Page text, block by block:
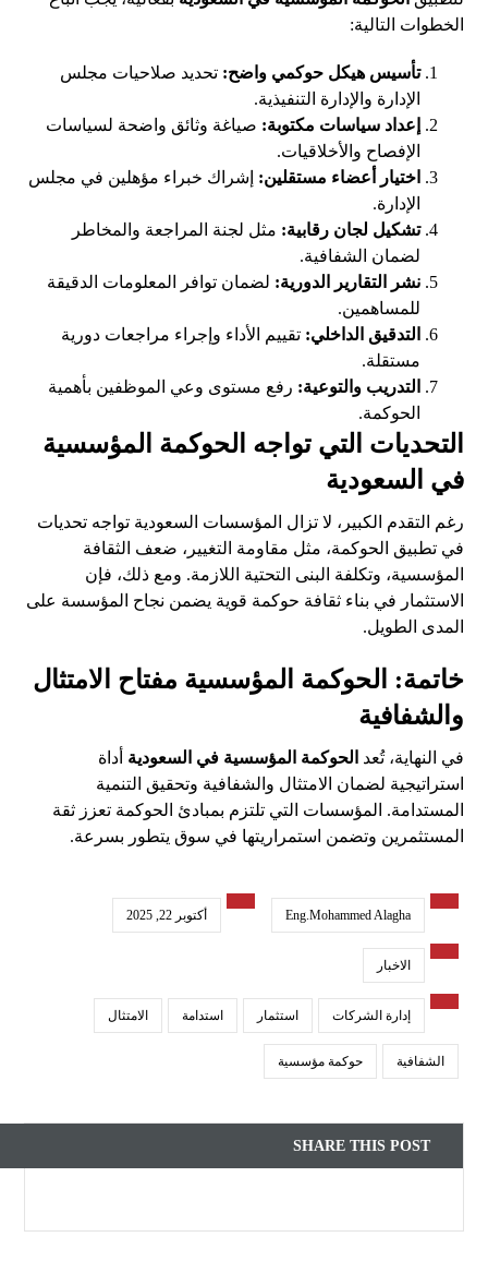
الخطوات التالية:
تأسيس هيكل حوكمي واضح: تحديد صلاحيات مجلس
الإدارة والإدارة التنفيذية.
إعداد سياسات مكتوبة: صياغة وثائق واضحة لسياسات
الإفصاح والأخلاقيات.
اختيار أعضاء مستقلين: إشراك خبراء مؤهلين في مجلس
الإدارة.
تشكيل لجان رقابية: مثل لجنة المراجعة والمخاطر
لضمان الشفافية.
نشر التقارير الدورية: لضمان توافر المعلومات الدقيقة
للمساهمين.
التدقيق الداخلي: تقييم الأداء وإجراء مراجعات دورية
مستقلة.
التدريب والتوعية: رفع مستوى وعي الموظفين بأهمية
الحوكمة.
التحديات التي تواجه الحوكمة المؤسسية
في السعودية
رغم التقدم الكبير، لا تزال المؤسسات السعودية تواجه تحديات
في تطبيق الحوكمة، مثل مقاومة التغيير، ضعف الثقافة
المؤسسية، وتكلفة البنى التحتية اللازمة. ومع ذلك، فإن
الاستثمار في بناء ثقافة حوكمة قوية يضمن نجاح المؤسسة على
المدى الطويل.
خاتمة: الحوكمة المؤسسية مفتاح الامتثال
والشفافية
في النهاية، تُعد الحوكمة المؤسسية في السعودية أداة
استراتيجية لضمان الامتثال والشفافية وتحقيق التنمية
المستدامة. المؤسسات التي تلتزم بمبادئ الحوكمة تعزز ثقة
المستثمرين وتضمن استمراريتها في سوق يتطور بسرعة.
Eng.Mohammed Alagha أكتوبر 22, 2025
الاخبار
إدارة الشركات استثمار استدامة الامتثال
الشفافية حوكمة مؤسسية